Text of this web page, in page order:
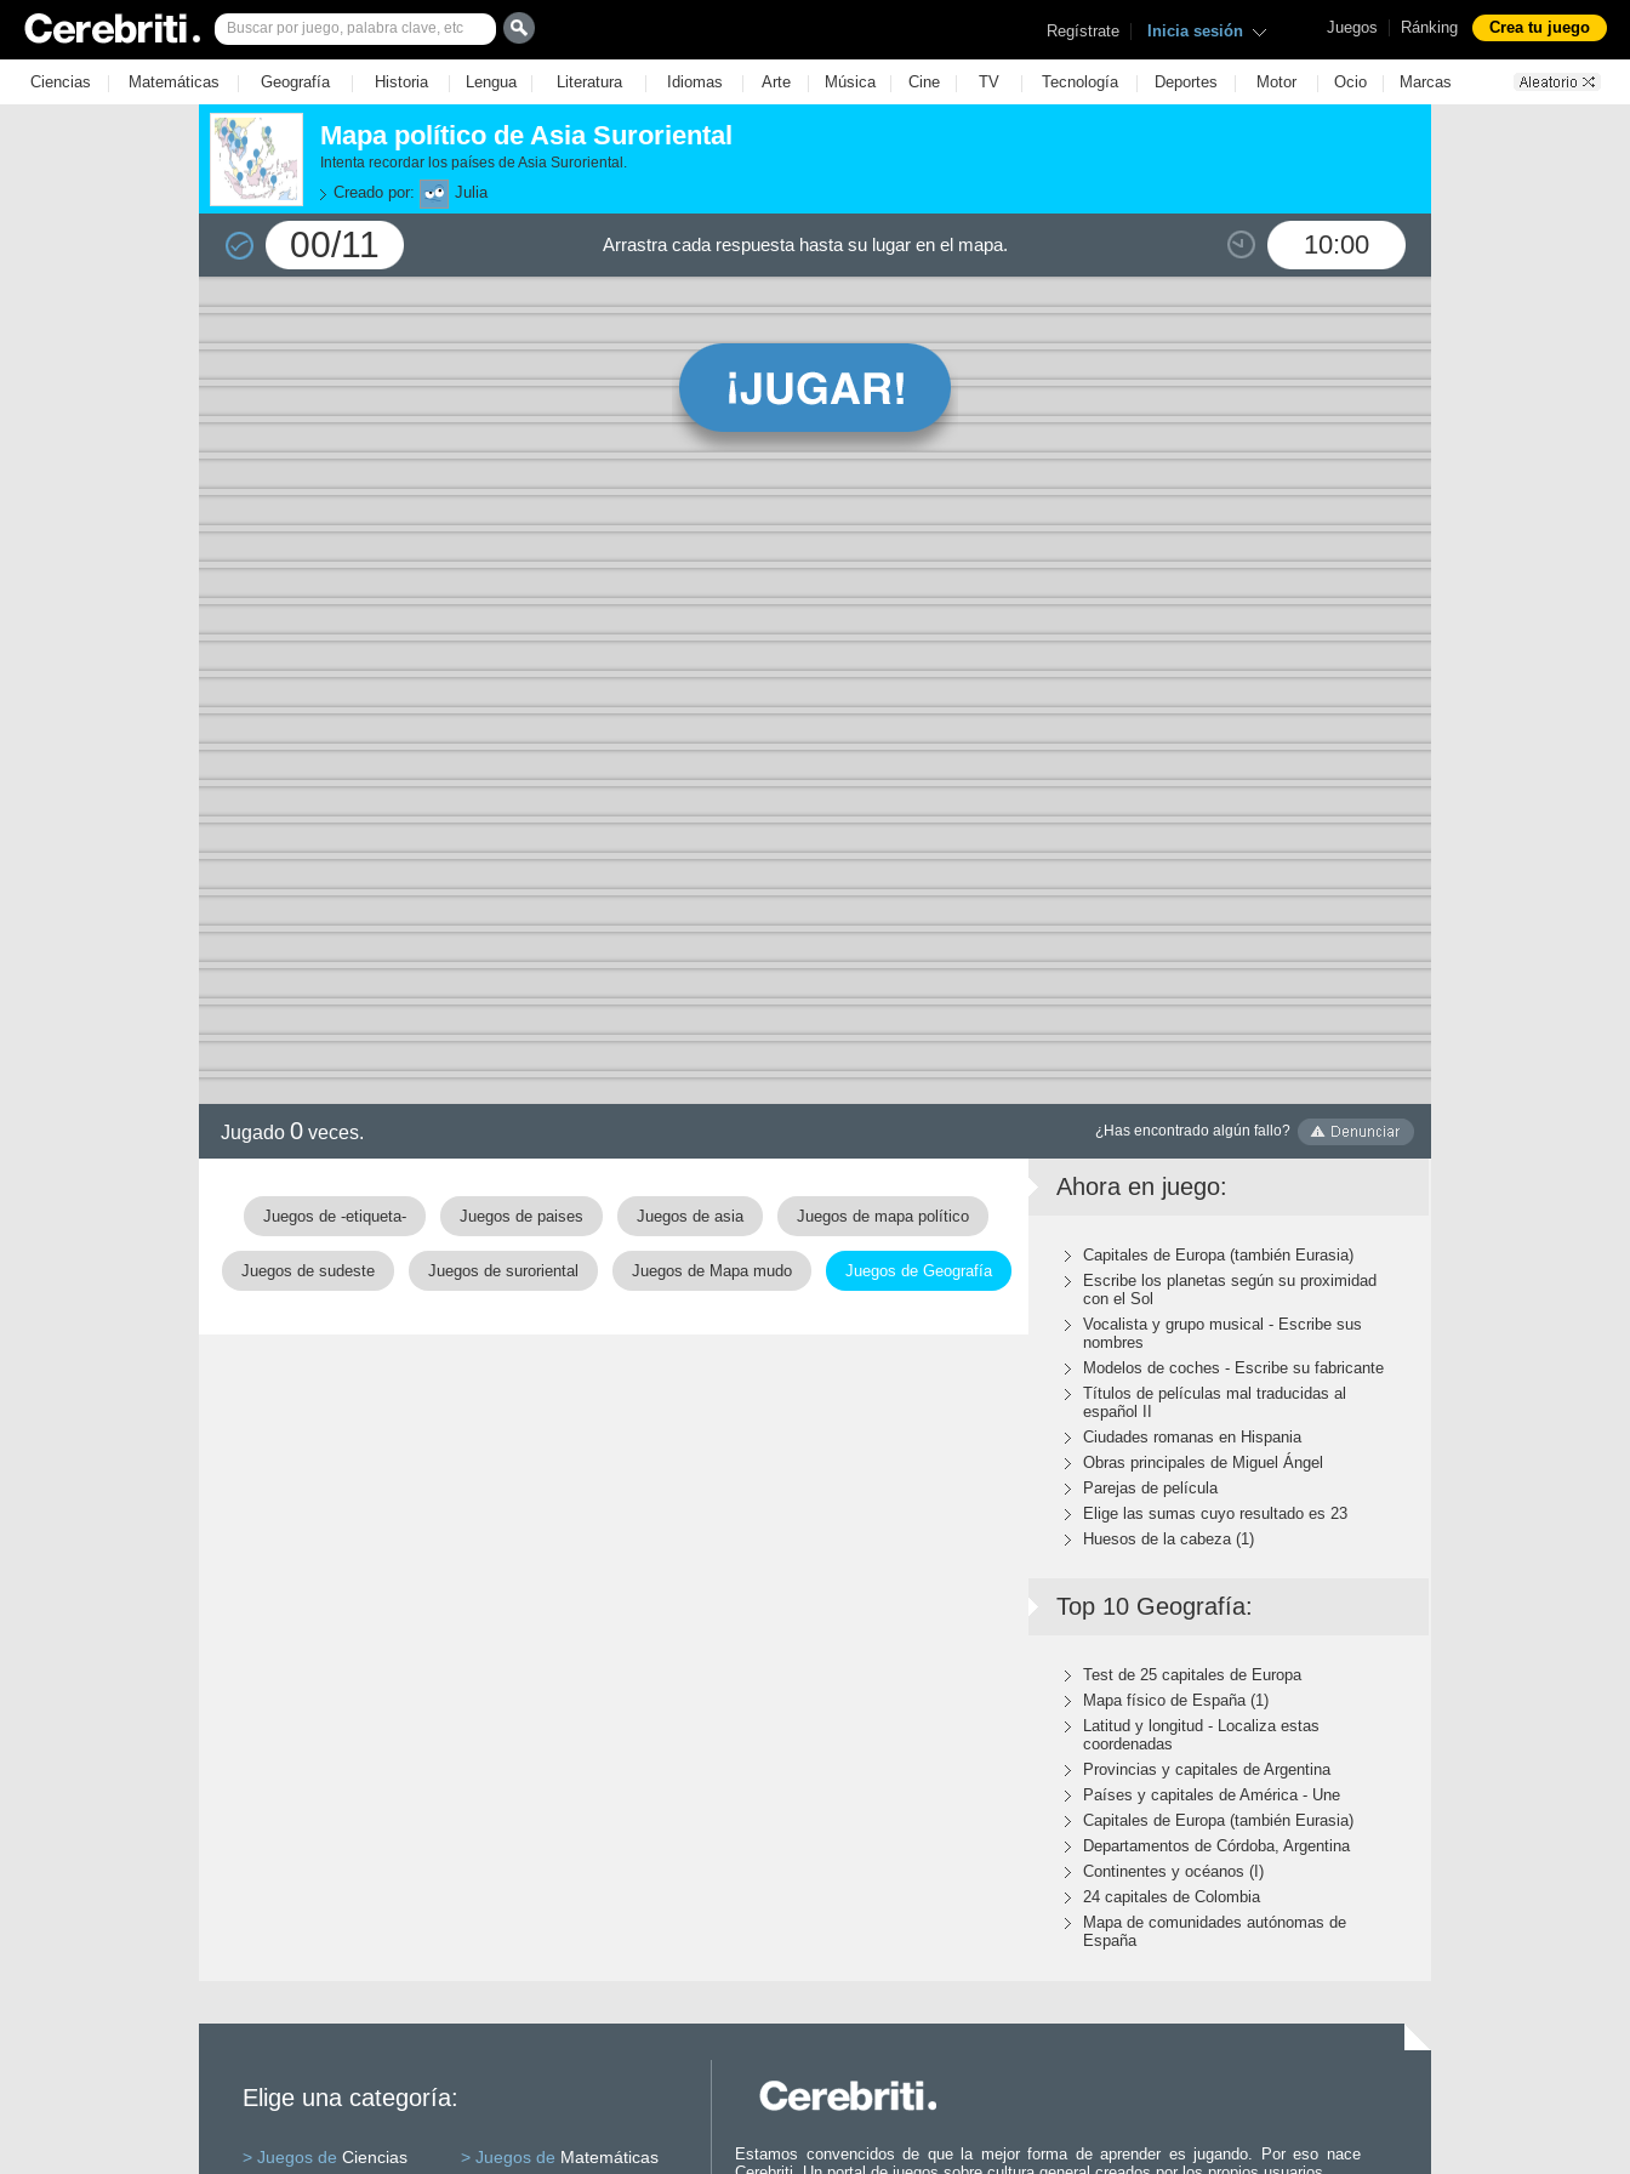
Juegos | Ránking Crea tu juego
Regístrate | Inicia sesión
Ciencias | Matemáticas | Geografía | Historia | Lengua | Literatura | Idiomas | Arte | Música | Cine | TV | Tecnología | Deportes | Motor | Ocio | Marcas
Mapa político de Asia Suroriental
Intenta recordar los países de Asia Suroriental.
Creado por: Julia
00/11 10:00
Arrastra cada respuesta hasta su lugar en el mapa.
Jugado 0 veces. ¿Has encontrado algún fallo?
Juegos de -etiqueta- Juegos de paises Juegos de asia Juegos de mapa político
Juegos de sudeste Juegos de suroriental Juegos de Mapa mudo Juegos de Geografía
Ahora en juego:
Capitales de Europa (también Eurasia)
Escribe los planetas según su proximidad
con el Sol
Vocalista y grupo musical - Escribe sus
nombres
Modelos de coches - Escribe su fabricante
Títulos de películas mal traducidas al
español II
Ciudades romanas en Hispania
Obras principales de Miguel Ángel
Parejas de película
Elige las sumas cuyo resultado es 23
Huesos de la cabeza (1)
Top 10 Geografía:
Test de 25 capitales de Europa
Mapa físico de España (1)
Latitud y longitud - Localiza estas
coordenadas
Provincias y capitales de Argentina
Países y capitales de América - Une
Capitales de Europa (también Eurasia)
Departamentos de Córdoba, Argentina
Continentes y océanos (I)
24 capitales de Colombia
Mapa de comunidades autónomas de
España
Elige una categoría:
> Juegos de Ciencias > Juegos de Matemáticas
Estamos convencidos de que la mejor forma de aprender es jugando. Por eso nace